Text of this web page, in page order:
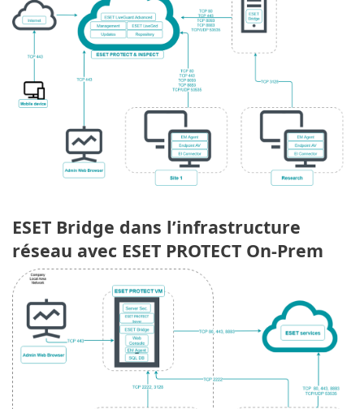
ESET Bridge dans l’infrastructure
réseau avec ESET PROTECT On-Prem